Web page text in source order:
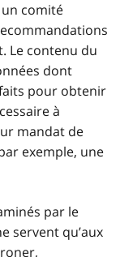
comité
Le contenu du
dont
pour obtenir
à
mandat de
exemple, une
par le
servent qu’aux